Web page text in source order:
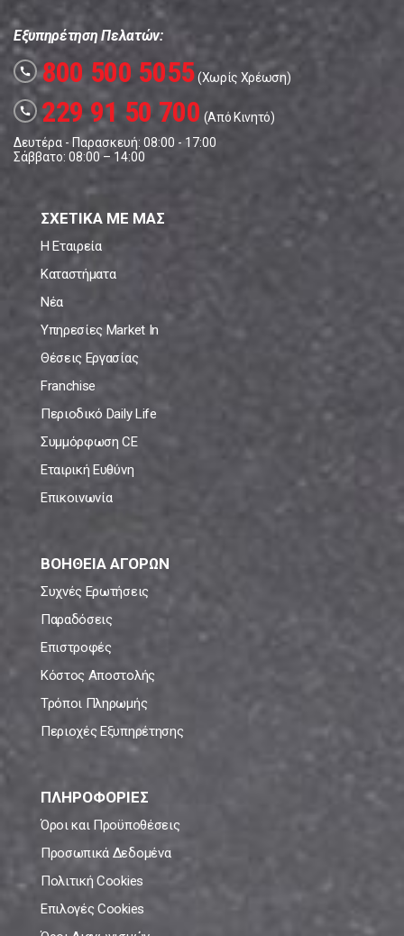
Εξυπηρέτηση Πελατών:
call 800 500 5055(Χωρίς Χρέωση)
call 229 91 50 700 (Από Κινητό)
Δευτέρα - Παρασκευή: 08:00 - 17:00
Σάββατο: 08:00 – 14:00
ΣΧΕΤΙΚΑ ΜΕ ΜΑΣ
Η Εταιρεία
Καταστήματα
Νέα
Υπηρεσίες Market In
Θέσεις Εργασίας
Franchise
Περιοδικό Daily Life
Συμμόρφωση CE
Εταιρική Ευθύνη
Επικοινωνία
ΒΟΗΘΕΙΑ ΑΓΟΡΩΝ
Συχνές Ερωτήσεις
Παραδόσεις
Επιστροφές
Κόστος Αποστολής
Τρόποι Πληρωμής
Περιοχές Εξυπηρέτησης
ΠΛΗΡΟΦΟΡΙΕΣ
Όροι και Προϋποθέσεις
Προσωπικά Δεδομένα
Πολιτική Cookies
Επιλογές Cookies